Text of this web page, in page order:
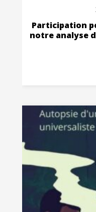
Participation
notre analyse